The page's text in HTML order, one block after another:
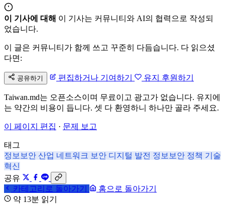
이 기사에 대해 이 기사는 커뮤니티와 AI의 협력으로 작성되
었습니다.
이 글은 커뮤니티가 함께 쓰고 꾸준히 다듬습니다. 다 읽으셨
다면:
공유하기 편집하거나 기여하기 유지 후원하기
Taiwan.md는 오픈소스이며 무료이고 광고가 없습니다. 유지에
는 약간의 비용이 듭니다. 셋 다 환영하니 하나만 골라 주세요.
이 페이지 편집 · 문제 보고
태그
정보보안 산업 네트워크 보안 디지털 발전 정보보안 정책 기술
혁신
공유
카테고리로 돌아가기
홈으로 돌아가기
약 13분 읽기